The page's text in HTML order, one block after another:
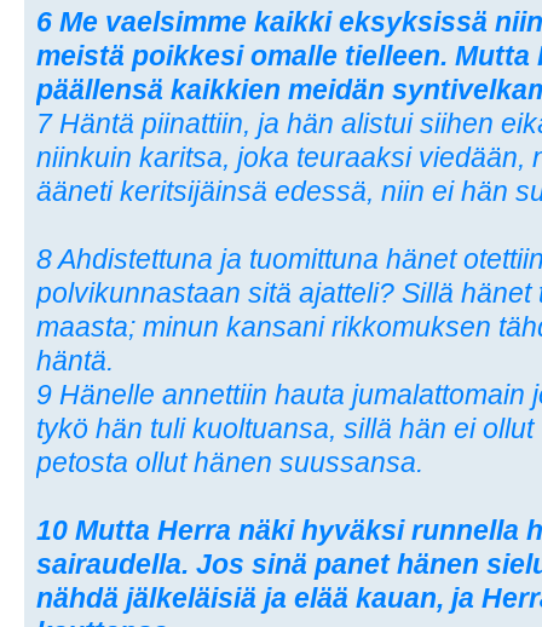
6 Me vaelsimme kaikki eksyksissä
meistä poikkesi omalle tielleen. Mutta
päällensä kaikkien meidän
7 Häntä piinattiin, ja hän alistui siihen
niinkuin karitsa, joka teuraaksi viedään,
ääneti keritsijäinsä edessä, niin ei hän
8 Ahdistettuna ja tuomittuna hänet
polvikunnastaan sitä ajatteli? Sillä
maasta; minun kansani rikkomuksen
häntä.
9 Hänelle annettiin hauta jumalattomain
tykö hän tuli kuoltuansa, sillä hän ei
petosta ollut hänen suussansa.
10 Mutta Herra näki hyväksi runnella
sairaudella. Jos sinä panet hänen
nähdä jälkeläisiä ja elää kauan, ja